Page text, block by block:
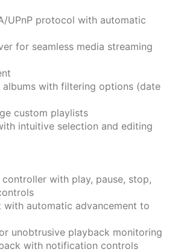
UPnP protocol with automatic
for seamless media streaming
albums with filtering options (date
custom playlists
intuitive selection and editing
with play, pause, stop,
automatic advancement to
unobtrusive playback monitoring
with notification controls